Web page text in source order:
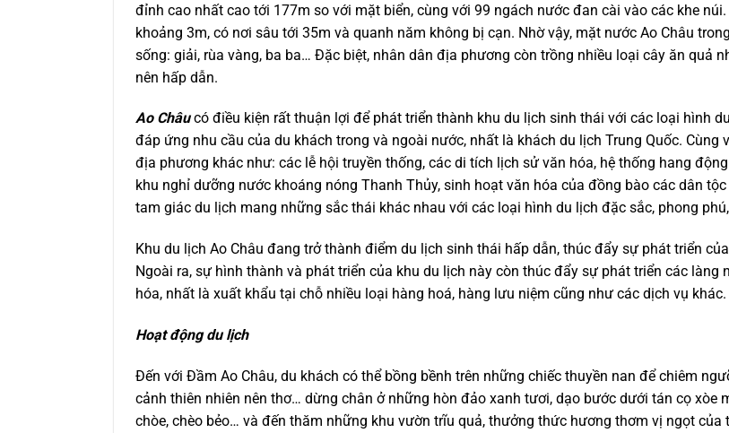
đỉnh cao nhất cao tới 177m so với mặt biển, cùng với 99 ngách nước đan cài vào các khe
khoảng 3m, có nơi sâu tới 35m và quanh năm không bị cạn. Nhờ vậy, mặt nước Ao Châu
sống: giải, rùa vàng, ba ba… Đặc biệt, nhân dân địa phương còn trồng nhiều loại cây ăn quả
nên hấp dẫn.
Ao Châucó điều kiện rất thuận lợi để phát triển thành khu du lịch sinh thái với các loại hình
đáp ứng nhu cầu của du khách trong và ngoài nước, nhất là khách du lịch Trung Quốc.
địa phương khác như: các lễ hội truyền thống, các di tích lịch sử văn hóa, hệ thống hang
khu nghỉ dưỡng nước khoáng nóng Thanh Thủy, sinh hoạt văn hóa của đồng bào các dân
tam giác du lịch mang những sắc thái khác nhau với các loại hình du lịch đặc sắc, phong
Khu du lịch Ao Châu đang trở thành điểm du lịch sinh thái hấp dẫn, thúc đẩy sự phát triển
Ngoài ra, sự hình thành và phát triển của khu du lịch này còn thúc đẩy sự phát triển các làng
hóa, nhất là xuất khẩu tại chỗ nhiều loại hàng hoá, hàng lưu niệm cũng như các dịch vụ khác.
Hoạt động du lịch
Đến với Đầm Ao Châu, du khách có thể bồng bềnh trên những chiếc thuyền nan để chiêm
cảnh thiên nhiên nên thơ… dừng chân ở những hòn đảo xanh tươi, dạo bước dưới tán cọ xòe
chòe, chèo bẻo… và đến thăm những khu vườn trĩu quả, thưởng thức hương thơm vị ngọt